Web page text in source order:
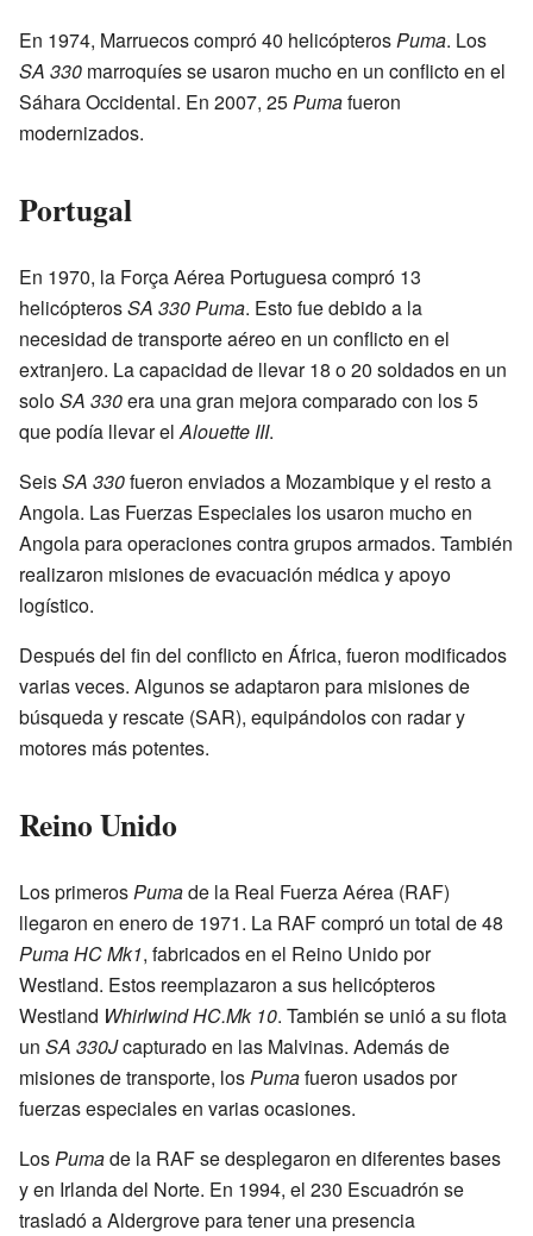
En 1974, Marruecos compró 40 helicópterosPuma. Los
SA 330 marroquíes se usaron mucho en un conflicto en el
Sáhara Occidental. En 2007, 25Pumafueron
modernizados.
Portugal
En 1970, la Força Aérea Portuguesa compró 13
helicópterosSA 330 Puma. Esto fue debido a la
necesidad de transporte aéreo en un conflicto en el
extranjero. La capacidad de llevar 18 o 20 soldados en un
soloSA 330era una gran mejora comparado con los 5
que podía llevar elAlouette III.
SeisSA 330fueron enviados a Mozambique y el resto a
Angola. Las Fuerzas Especiales los usaron mucho en
Angola para operaciones contra grupos armados. También
realizaron misiones de evacuación médica y apoyo
logístico.
Después del fin del conflicto en África, fueron modificados
varias veces. Algunos se adaptaron para misiones de
búsqueda y rescate (SAR), equipándolos con radar y
motores más potentes.
Reino Unido
Los primerosPumade la Real Fuerza Aérea (RAF)
llegaron en enero de 1971. La RAF compró un total de 48
Puma HC Mk1, fabricados en el Reino Unido por
Westland. Estos reemplazaron a sus helicópteros
Westland Whirlwind HC.Mk 10. También se unió a su flota
un SA 330Jcapturado en las Malvinas. Además de
misiones de transporte, losPumafueron usados por
fuerzas especiales en varias ocasiones.
LosPumade la RAF se desplegaron en diferentes bases
y en Irlanda del Norte. En 1994, el 230 Escuadrón se
trasladó a Aldergrove para tener una presencia